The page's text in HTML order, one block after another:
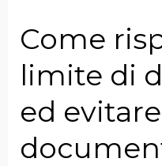
Qualifica
Entrate
Come
limite di
ed